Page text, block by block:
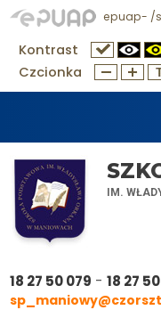
epuap- /
Kontrast
Czcionka
IM.
18 27 50 079 -18 27